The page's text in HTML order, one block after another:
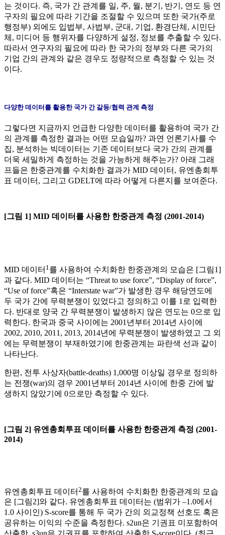
는 것이다. 즉, 국가 간 관계를 일, 주, 월, 분기, 반기, 연도 등 연
구자의 필요에 따라 기간을 조절할 수 있으며 또한 국가(주로
행정부) 외에도 입법부, 사법부, 군대, 기업, 환경단체, 시민단
체, 미디어 등 행위자를 다양하게 설정, 정보를 추출할 수 있다.
따라서 연구자의 필요에 따라 한 국가의 정부와 다른 국가의
기업 간의 관계와 같은 경우도 정량적으로 측정할 수 있는 것
이다.
다양한 데이터를 활용한 국가 간 갈등/협력 관계 측정
그렇다면 지금까지 언급한 다양한 데이터를 활용하여 국가 간
의 관계를 측정한 결과는 어떤 모습일까? 과연 언론기사를 수
집, 분석하는 빅데이터는 기존 데이터보다 국가 간의 관계를
더욱 세밀하게 측정하는 것을 가능하게 해주는가? 아래 그래
프들은 한중관계를 수치화한 결과가 MID 데이터, 유엔총회투
표 데이터, 그리고 GDELT에 따라 어떻게 다른지를 보여준다.
[그림 1] MID 데이터를 사용한 한중관계 측정 (2001-2014)
MID 데이터 1를 사용하여 수치화한 한중관계의 모습은 [그림1]
과 같다. MID 데이터는 “Threat to use force”, “Display of force”,
“Use of force”혹은 “Interstate war”가 발생한 경우 해당연도에
두 국가 간에 무력분쟁이 있었다고 정의하고 이를 1로 입력한
다. 반대로 양국 간 무력분쟁이 발생하지 않은 연도는 0으로 입
력한다. 한국과 중국 사이에는 2001년부터 2014년 사이에
2002, 2010, 2011, 2013, 2014년에 무력분쟁이 발생하였고 그 외
에는 무력분쟁이 부재하였기에 한중관계는 파란색 선과 같이
나타난다.
한편, 전투 사상자(battle-deaths) 1,000명 이상일 경우로 정의하
는 전쟁(war)의 경우 2001년부터 2014년 사이에 한중 간에 발
생하지 않았기에 0으로만 측정할 수 있다.
[그림 2] 유엔총회투표 데이터를 사용한 한중관계 측정 (2001-
2014)
유엔총회투표 데이터2를 사용하여 수치화한 한중관계의 모습
은 [그림2]와 같다. 유엔총회투표 데이터는 (범위가 –1.0에서
1.0 사이인) S-score를 통해 두 국가 간의 외교정책 선호도 혹은
공유하는 이익의 수준을 측정한다. s2un은 기권표 미포함하여